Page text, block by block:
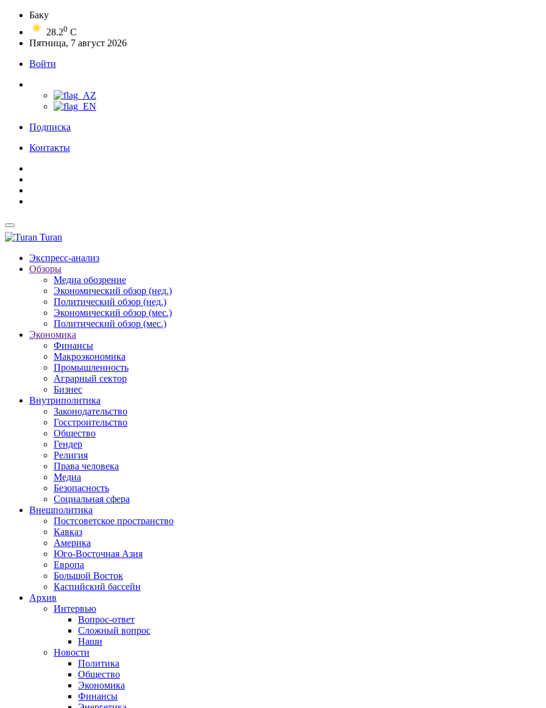
Баку
28.20 C
Пятница, 7 август 2026
Войти
Подписка
Контакты
Turan
Экспресс-анализ
Обзоры
Медиа обозрение
Экономический обзор (нед.)
Политический обзор (нед.)
Экономический обзор (мес.)
Политический обзор (мес.)
Экономика
Финансы
Макроэкономика
Промышленность
Аграрный сектор
Бизнес
Внутриполитика
Законодательство
Госстроительство
Общество
Гендер
Религия
Права человека
Медиа
Безопасность
Социальная сфера
Внешполитика
Постсоветское пространство
Кавказ
Америка
Юго-Восточная Азия
Европа
Большой Восток
Каспийский бассейн
Архив
Интервью
Вопрос-ответ
Сложный вопрос
Наши
Новости
Политика
Общество
Экономика
Финансы